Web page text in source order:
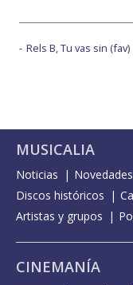
Rels B, Tu vas sin (fav)
MUSICALIA
Noticias Novedades
Discos históricos
Artistas y grupos
CINEMANÍA